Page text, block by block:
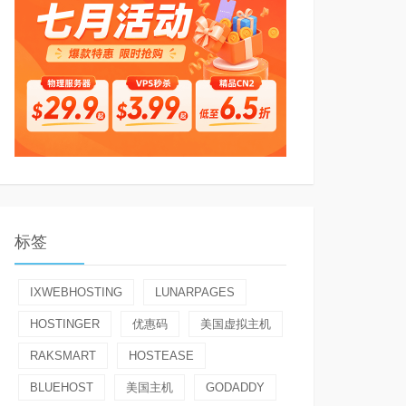
标签
IXWEBHOSTING LUNARPAGES
HOSTINGER 优惠码 美国虚拟主机
RAKSMART HOSTEASE
BLUEHOST 美国主机 GODADDY